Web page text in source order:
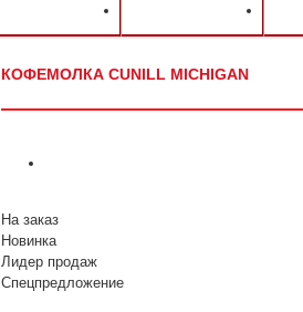
КОФЕМОЛКА CUNILL MICHIGAN
На заказ
Новинка
Лидер продаж
Спецпредложение